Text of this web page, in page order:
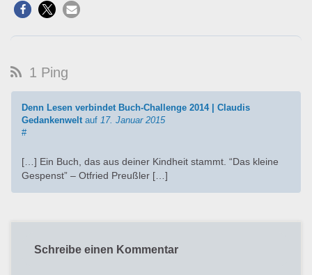
1 Ping
Denn Lesen verbindet Buch-Challenge 2014 | Claudis
Gedankenweltauf 17. Januar 2015
#
[…] Ein Buch, das aus deiner Kindheit stammt. “Das kleine
Gespenst” – Otfried Preußler […]
Schreibe einen Kommentar